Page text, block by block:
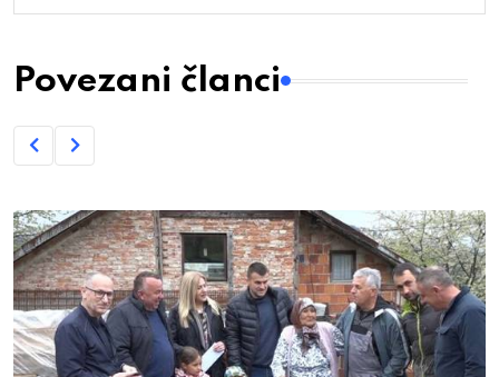
Povezani članci